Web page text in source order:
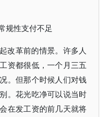
规性支付不足
改革前的情景。许多人
资都很低，一个月三五
。但那个时候人们对钱
。花光吃净可以说当时
在发工资的前几天就将